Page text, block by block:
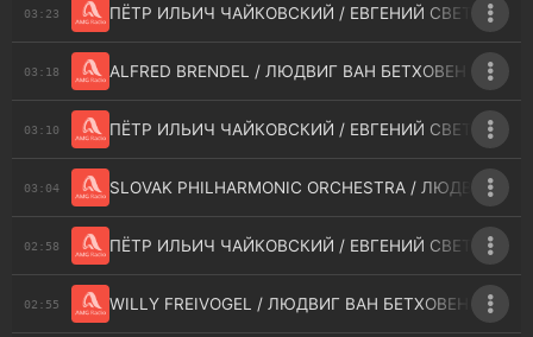
03:23 ПЁТР ИЛЬИЧ ЧАЙКОВСКИЙ / ЕВГЕНИЙ
03:18 ALFRED BRENDEL / ЛЮДВИГ ВАН БЕТХОВЕН - PIANO
03:10 ПЁТР ИЛЬИЧ ЧАЙКОВСКИЙ / ЕВГЕНИЙ
03:04 SLOVAK PHILHARMONIC ORCHESTRA / ЛЮДВИГ
02:58 ПЁТР ИЛЬИЧ ЧАЙКОВСКИЙ / ЕВГЕНИЙ
02:55 WILLY FREIVOGEL / ЛЮДВИГ ВАН БЕТХОВЕН / HANS